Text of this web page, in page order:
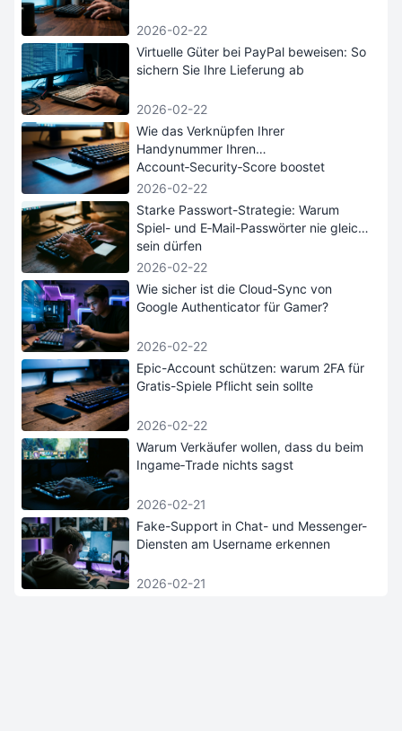
2026-02-22
Virtuelle Güter bei PayPal beweisen: So
sichern Sie Ihre Lieferung ab
2026-02-22
Wie das Verknüpfen Ihrer
Handynummer Ihren
Account‑Security‑Score boostet
2026-02-22
Starke Passwort-Strategie: Warum
Spiel- und E‑Mail-Passwörter nie gleich
sein dürfen
2026-02-22
Wie sicher ist die Cloud‑Sync von
Google Authenticator für Gamer?
2026-02-22
Epic-Account schützen: warum 2FA für
Gratis-Spiele Pflicht sein sollte
2026-02-22
Warum Verkäufer wollen, dass du beim
Ingame‑Trade nichts sagst
2026-02-21
Fake-Support in Chat- und Messenger-
Diensten am Username erkennen
2026-02-21